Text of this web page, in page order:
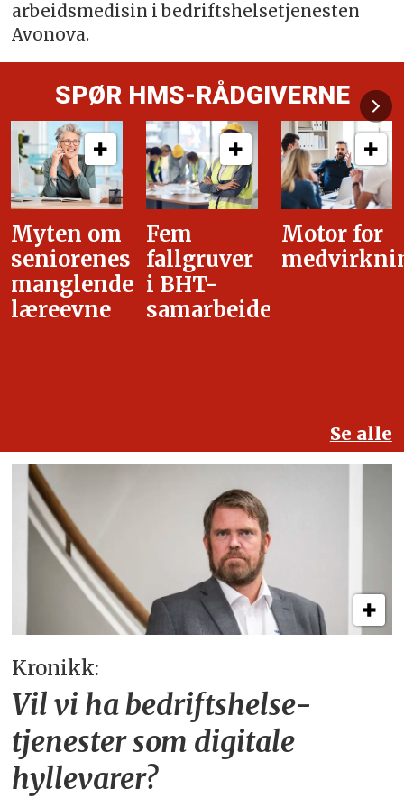
arbeidsmedisin i bedriftshelsetjenesten
Avonova.
SPØR HMS-RÅDGIVERNE
Fem
fallgruver
i BHT-
samarbeidet
Motor for
medvirkning
i
Se alle
Kronikk:
Vil vi ha bedriftshelse­
tjenester som digitale
hyllevarer?